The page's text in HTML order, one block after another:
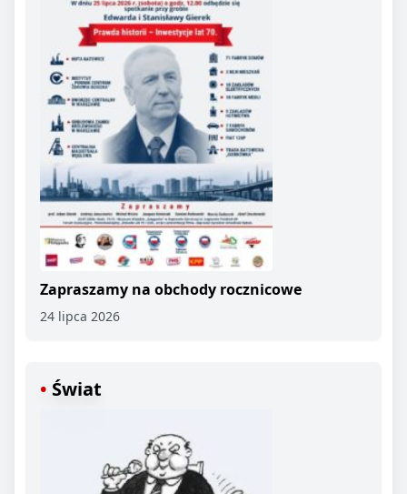
Zapraszamy na obchody rocznicowe
24 lipca 2026
Świat